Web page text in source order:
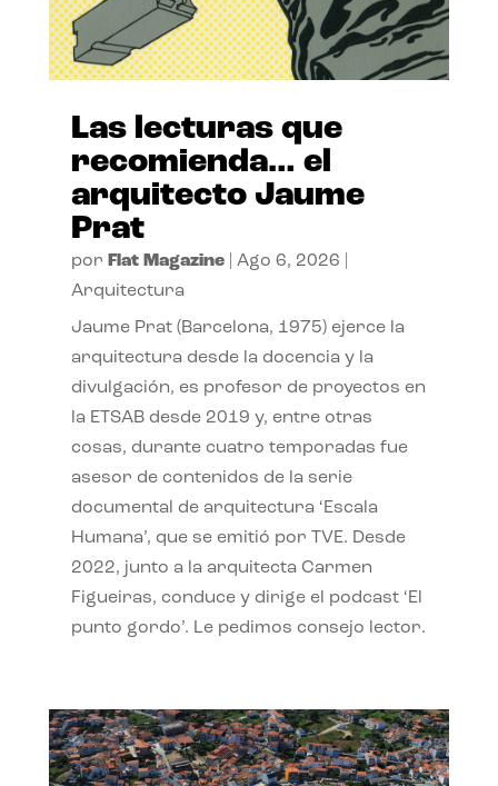
Las lecturas que
recomienda… el
arquitecto Jaume
Prat
por Flat Magazine| Ago 6, 2026
Arquitectura
Jaume Prat (Barcelona, 1975) ejerce la
arquitectura desde la docencia y la
divulgación, es profesor de proyectos en
la ETSAB desde 2019 y, entre otras
cosas, durante cuatro temporadas fue
asesor de contenidos de la serie
documental de arquitectura ‘Escala
Humana’, que se emitió por TVE. Desde
2022, junto a la arquitecta Carmen
Figueiras, conduce y dirige el podcast ‘El
punto gordo’. Le pedimos consejo lector.